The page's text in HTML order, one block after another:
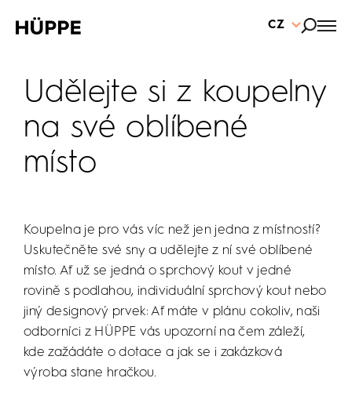
CZ
Udělejte si z koupelny
na své oblíbené
místo
Koupelna je pro vás víc než jen jedna z místností?
Uskutečněte své sny a udělejte z ní své oblíbené
místo. Ať už se jedná o sprchový kout v jedné
rovině s podlahou, individuální sprchový kout nebo
jiný designový prvek: Ať máte v plánu cokoliv, naši
odborníci z HÜPPE vás upozorní na čem záleží,
kde zažádáte o dotace a jak se i zakázková
výroba stane hračkou.